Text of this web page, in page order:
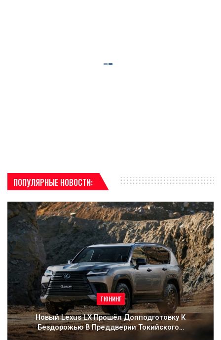
ПОПУЛЯРНЫЕ НОВОСТИ:
ТЮНИНГ
Новый Lexus LX Прошёл Допподготовку К
Бездорожью В Преддверии Токийского…